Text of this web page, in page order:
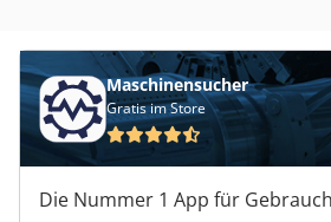
Maschinensucher
Gratis im Store
Die Nummer 1 App für